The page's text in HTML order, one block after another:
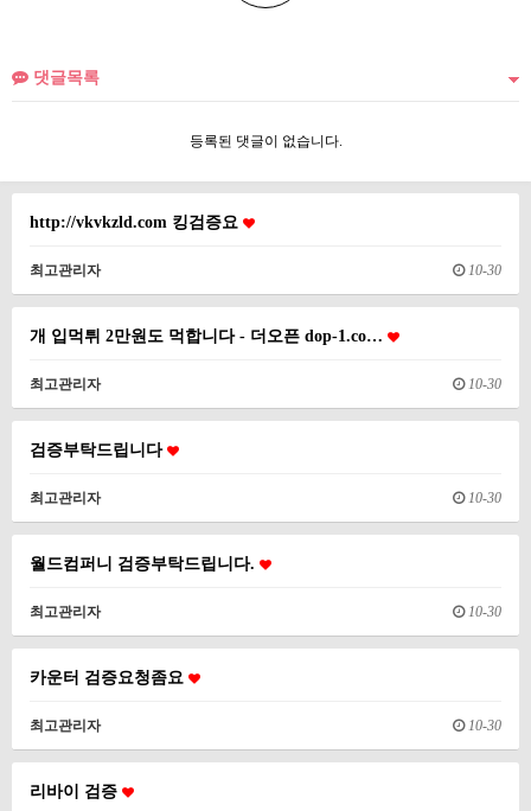
댓글목록
등록된 댓글이 없습니다.
http://vkvkzld.com 킹검증요
최고관리자 10-30
개 입먹튀 2만원도 먹합니다 - 더오픈 dop-1.co…
최고관리자 10-30
검증부탁드립니다
최고관리자 10-30
월드컴퍼니 검증부탁드립니다.
최고관리자 10-30
카운터 검증요청좀요
최고관리자 10-30
리바이 검증